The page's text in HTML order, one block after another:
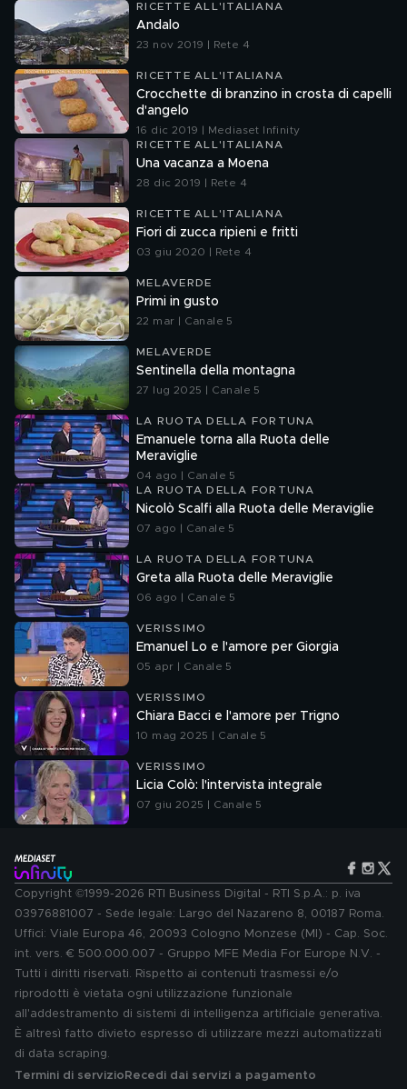
RICETTE ALL'ITALIANA
Andalo
23 nov 2019 | Rete 4
RICETTE ALL'ITALIANA
Crocchette di branzino in crosta di capelli
d'angelo
16 dic 2019 | Mediaset Infinity
RICETTE ALL'ITALIANA
Una vacanza a Moena
28 dic 2019 | Rete 4
RICETTE ALL'ITALIANA
Fiori di zucca ripieni e fritti
03 giu 2020 | Rete 4
MELAVERDE
Primi in gusto
22 mar | Canale 5
MELAVERDE
Sentinella della montagna
27 lug 2025 | Canale 5
LA RUOTA DELLA FORTUNA
Emanuele torna alla Ruota delle
Meraviglie
04 ago | Canale 5
LA RUOTA DELLA FORTUNA
Nicolò Scalfi alla Ruota delle Meraviglie
07 ago | Canale 5
LA RUOTA DELLA FORTUNA
Greta alla Ruota delle Meraviglie
06 ago | Canale 5
VERISSIMO
Emanuel Lo e l'amore per Giorgia
05 apr | Canale 5
VERISSIMO
Chiara Bacci e l'amore per Trigno
10 mag 2025 | Canale 5
VERISSIMO
Licia Colò: l'intervista integrale
07 giu 2025 | Canale 5
Copyright ©1999-2026 RTI Business Digital - RTI S.p.A.: p. iva
03976881007 - Sede legale: Largo del Nazareno 8, 00187 Roma.
Uffici: Viale Europa 46, 20093 Cologno Monzese (MI) - Cap. Soc.
int. vers. € 500.000.007 - Gruppo MFE Media For Europe N.V. -
Tutti i diritti riservati. Rispetto ai contenuti trasmessi e/o
riprodotti è vietata ogni utilizzazione funzionale
all'addestramento di sistemi di intelligenza artificiale generativa.
È altresì fatto divieto espresso di utilizzare mezzi automatizzati
di data scraping.
Termini di servizio Recedi dai servizi a pagamento